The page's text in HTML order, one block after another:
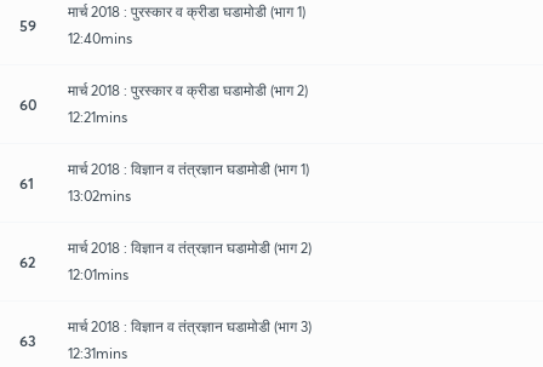
59
मार्च 2018 : पुरस्कार व क्रीडा घडामोडी (भाग 1)
12:40mins
60
मार्च 2018 : पुरस्कार व क्रीडा घडामोडी (भाग 2)
12:21mins
61
मार्च 2018 : विज्ञान व तंत्रज्ञान घडामोडी (भाग 1)
13:02mins
62
मार्च 2018 : विज्ञान व तंत्रज्ञान घडामोडी (भाग 2)
12:01mins
63
मार्च 2018 : विज्ञान व तंत्रज्ञान घडामोडी (भाग 3)
12:31mins